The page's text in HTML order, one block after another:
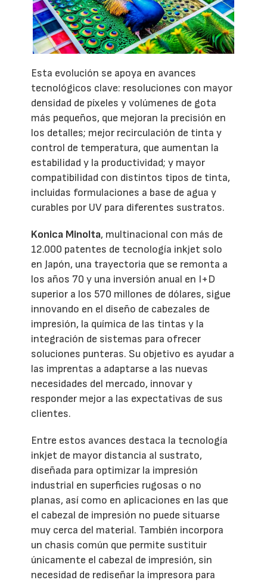
Esta evolución se apoya en avances
tecnológicos clave: resoluciones con mayor
densidad de píxeles y volúmenes de gota
más pequeños, que mejoran la precisión en
los detalles; mejor recirculación de tinta y
control de temperatura, que aumentan la
estabilidad y la productividad; y mayor
compatibilidad con distintos tipos de tinta,
incluidas formulaciones a base de agua y
curables por UV para diferentes sustratos.
Konica Minolta, multinacional con más de
12.000 patentes de tecnología inkjet solo
en Japón, una trayectoria que se remonta a
los años 70 y una inversión anual en I+D
superior a los 570 millones de dólares, sigue
innovando en el diseño de cabezales de
impresión, la química de las tintas y la
integración de sistemas para ofrecer
soluciones punteras. Su objetivo es ayudar a
las imprentas a adaptarse a las nuevas
necesidades del mercado, innovar y
responder mejor a las expectativas de sus
clientes.
Entre estos avances destaca la tecnología
inkjet de mayor distancia al sustrato,
diseñada para optimizar la impresión
industrial en superficies rugosas o no
planas, así como en aplicaciones en las que
el cabezal de impresión no puede situarse
muy cerca del material. También incorpora
un chasis común que permite sustituir
únicamente el cabezal de impresión, sin
necesidad de rediseñar la impresora para